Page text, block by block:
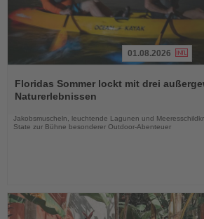
Sie
die
01.08.2026
Floridas Sommer lockt mit drei
Naturerlebnissen
Jakobsmuscheln, leuchtende Lagunen und
State zur Bühne besonderer Outdoor-Abenteuer